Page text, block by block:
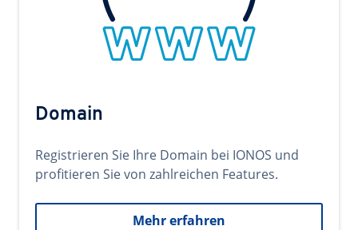
Domain
Registrieren Sie Ihre Domain bei IONOS und
profitieren Sie von zahlreichen Features.
Mehr erfahren